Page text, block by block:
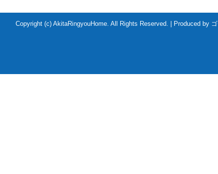
Copyright (c) AkitaRingyouHome. All Rights Reserved. Produced by